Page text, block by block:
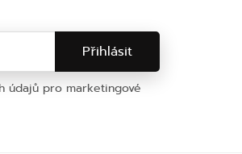
údajů pro marketingové